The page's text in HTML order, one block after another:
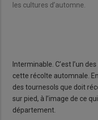
les cultures d’automne.
Interminable. C’est l’un
cette récolte automnale.
des tournesols que doit
sur pied, à l’image de ce
département.